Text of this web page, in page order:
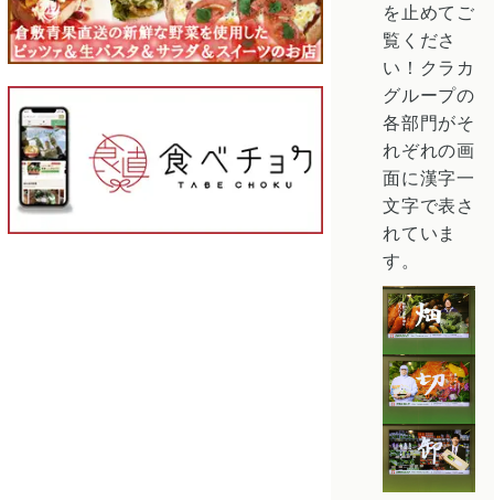
を止めてご
覧くださ
い！クラカ
グループの
各部門がそ
れぞれの画
面に漢字一
文字で表さ
れていま
す。